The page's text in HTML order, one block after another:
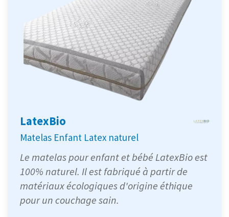
LatexBio
Matelas Enfant Latex naturel
Le matelas pour enfant et bébé LatexBio est
100% naturel. Il est fabriqué à partir de
matériaux écologiques d'origine éthique
pour un couchage sain.